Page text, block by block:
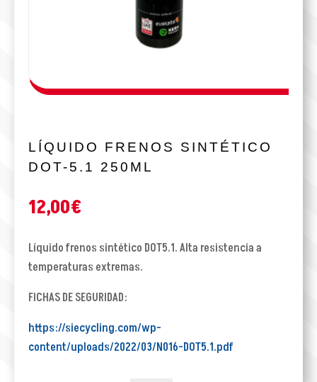
LÍQUIDO FRENOS SINTÉTICO
DOT-5.1 250ML
12,00€
Líquido frenos sintético DOT5.1. Alta resistencia a
temperaturas extremas.
FICHAS DE SEGURIDAD:
https://siecycling.com/wp-
content/uploads/2022/03/N016-DOT5.1.pdf